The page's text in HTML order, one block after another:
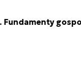
Fundamenty